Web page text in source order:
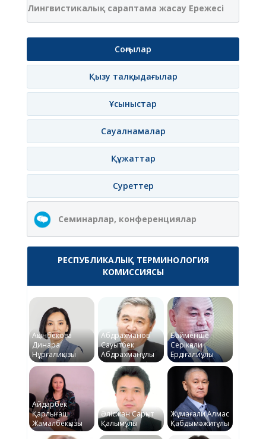
Лингвистикалық сараптама жасау Ережесі
Соңғылар
Қызу талқыдағылар
Ұсыныстар
Сауалнамалар
Құжаттар
Суреттер
Семинарлар, конференциялар
РЕСПУБЛИКАЛЫҚ ТЕРМИНОЛОГИЯ
КОМИССИЯСЫ
Ақынбекова
Динара
Нұрғалиқызы
Абдрахманов
Сауытбек
Абдрахманұлы
Байменше
Серікқали
Ердіғалиұлы
Айдарбек
Қарлығаш
Жамалбекқызы
Әлісжан Сарқыт
Қалымұлы
Жұмағали Алмас
Қабдымәжитұлы